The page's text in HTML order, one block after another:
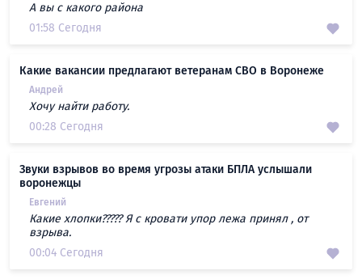
А вы с какого района
01:58 Сегодня
Какие вакансии предлагают ветеранам СВО в Воронеже
Андрей
Хочу найти работу.
00:28 Сегодня
Звуки взрывов во время угрозы атаки БПЛА услышали
воронежцы
Евгений
Какие хлопки????? Я с кровати упор лежа принял , от
взрыва.
00:04 Сегодня